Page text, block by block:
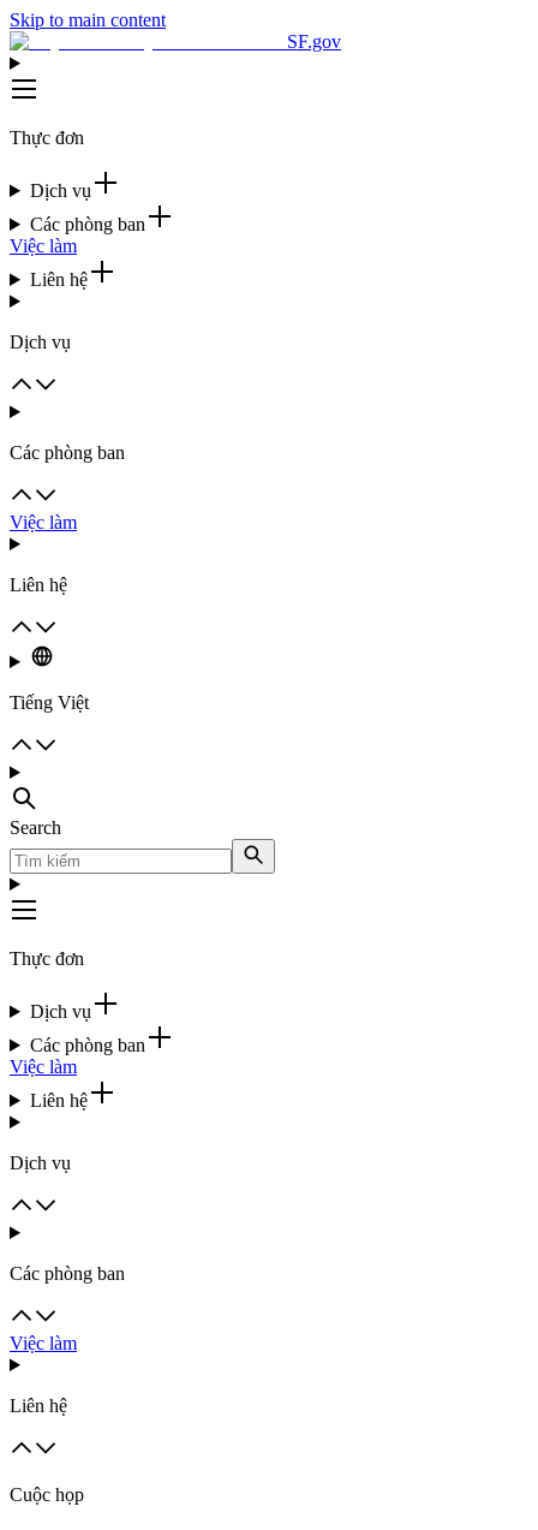
Skip to main content
SF.gov
Thực đơn
Dịch vụ
Các phòng ban
Việc làm
Liên hệ
Dịch vụ
Các phòng ban
Việc làm
Liên hệ
Tiếng Việt
Search
Thực đơn
Dịch vụ
Các phòng ban
Việc làm
Liên hệ
Dịch vụ
Các phòng ban
Việc làm
Liên hệ
Cuộc họp